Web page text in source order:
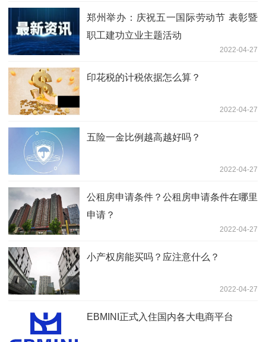
郑州举办：庆祝五一国际劳动节 表彰暨
职工建功立业主题活动
2022-04-27
印花税的计税依据怎么算？
2022-04-27
五险一金比例越高越好吗？
2022-04-27
公租房申请条件？公租房申请条件在哪里
申请？
2022-04-27
小产权房能买吗？应注意什么？
2022-04-27
EBMINI正式入住国内各大电商平台